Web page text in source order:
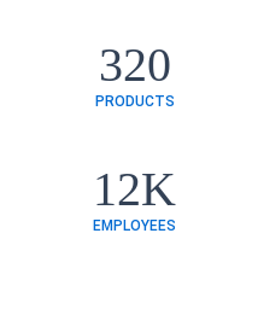
320
PRODUCTS
12K
EMPLOYEES